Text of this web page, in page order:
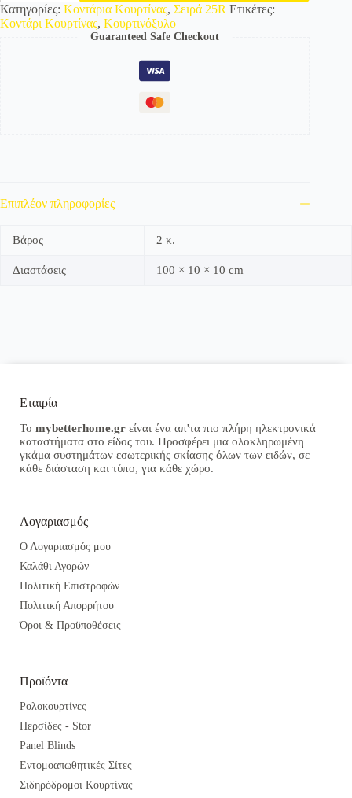
Κοντάρι
Κουρτίνας
Χρώμιο
Κατηγορίες: Κοντάρια Κουρτίνας, Σειρά 25R Ετικέτες:
Κοντάρι Κουρτίνας, Κουρτινόξυλο
Guaranteed Safe Checkout
Επιπλέον πληροφορίες
Βάρος 2 κ.
Διαστάσεις 100 × 10 × 10 cm
Εταιρία
Το mybetterhome.gr είναι ένα απ'τα πιο πλήρη ηλεκτρονικά
καταστήματα στο είδος του. Προσφέρει μια ολοκληρωμένη
γκάμα συστημάτων εσωτερικής σκίασης όλων των ειδών, σε
κάθε διάσταση και τύπο, για κάθε χώρο.
Λογαριασμός
Ο Λογαριασμός μου
Καλάθι Αγορών
Πολιτική Επιστροφών
Πολιτική Απορρήτου
Όροι & Προϋποθέσεις
Προϊόντα
Ρολοκουρτίνες
Περσίδες - Stor
Panel Blinds
Εντομοαπωθητικές Σίτες
Σιδηρόδρομοι Κουρτίνας